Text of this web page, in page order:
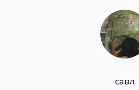
савл